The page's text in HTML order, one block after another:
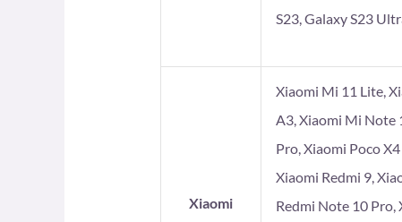
S23, Galaxy S23
Xiaomi
Xiaomi Mi 11 Lite,
A3, Xiaomi Mi Note
Pro, Xiaomi Poco
Xiaomi Redmi 9,
Redmi Note 10 Pro,